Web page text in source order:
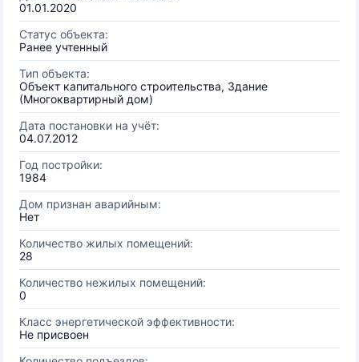
01.01.2020
Статус объекта:
Ранее учтенный
Тип объекта:
Объект капитального строительства, Здание
(Многоквартирный дом)
Дата постановки на учёт:
04.07.2012
Год постройки:
1984
Дом признан аварийным:
Нет
Количество жилых помещений:
28
Количество нежилых помещений:
0
Класс энергетической эффективности:
Не присвоен